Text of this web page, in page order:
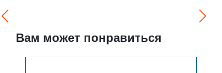
Вам может понравиться